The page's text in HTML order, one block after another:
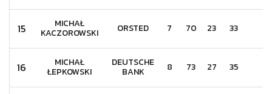
15 MICHAŁ
KACZOROWSKI ORSTED 7 70 23 33
16 MICHAŁ
ŁEPKOWSKI
DEUTSCHE
BANK 8 73 27 35